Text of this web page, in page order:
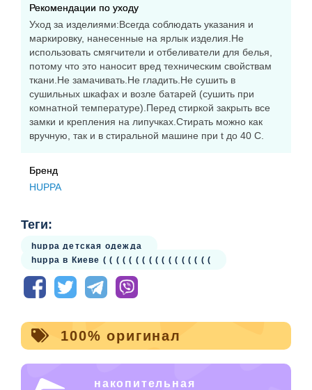
Светоотражатели: есть
Штрипки: есть
Лямки: регулируются с помощью карабинов
Уровень влагонепроницаемости: 10000 мм
высоты водяного столба
Уровень паропроводимости: 10000 г/м2/24 часа
Манжет: резинка
нового поколения с высокой термоизоляцией,
легко стирается, сохраняет форму и быстро
Мембрана предотвращает проникновение воды и
ветра внутрь изделия, при этом позволяет
испаряться влаге, выделяемой телом ребенка.
Ткань прочная, износостойкая за счет особого
дышащая и гипоаллергенная.
HUPPA - качественная зимняя одежда из Эстонии
Рекомендации по уходу
Уход за изделиями:Всегда соблюдать указания и
маркировку, нанесенные на ярлык изделия.Не
использовать смягчители и отбеливатели для белья,
потому что это наносит вред техническим свойствам
ткани.Не замачивать.Не гладить.Не сушить в
сушильных шкафах и возле батарей (сушить при
комнатной температуре).Перед стиркой закрыть все
замки и крепления на липучках.Стирать можно как
вручную, так и в стиральной машине при t до 40 С.
Бренд
HUPPA
Теги:
huppa детская одежда
huppa в Киеве ( ( ( ( ( ( ( ( ( ( ( ( ( ( ( ( (
100% оригинал
накопительная